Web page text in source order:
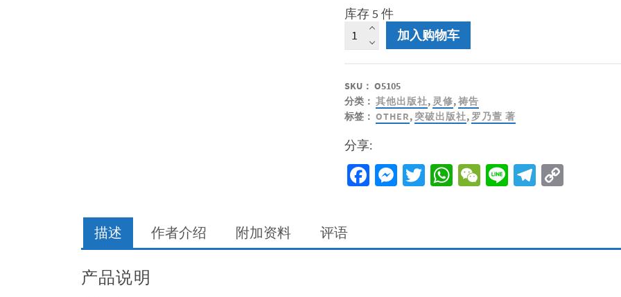
库存 5 件
真
朋
-
言
有
心
却
真
数
量
加入购物车
SKU： O5105
分类： 其他出版社, 灵修,祷告
标签： OTHER, 突破出版社, 罗乃萱 著
分享:
Facebook
Messenger
Twitter
WhatsApp
WeChat
LineTelegram
Copy
描述 作者介绍 附加资料 评语
产品说明